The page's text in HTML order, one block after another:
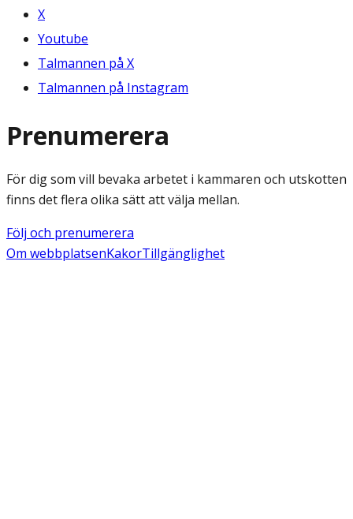
X
Youtube
Talmannen på X
Talmannen på Instagram
Prenumerera
För dig som vill bevaka arbetet i kammaren och utskotten
finns det flera olika sätt att välja mellan.
Följ och prenumerera
Om webbplatsenKakorTillgänglighet